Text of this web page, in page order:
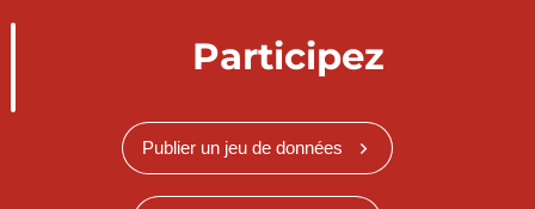
Participez
Publier un jeu de données